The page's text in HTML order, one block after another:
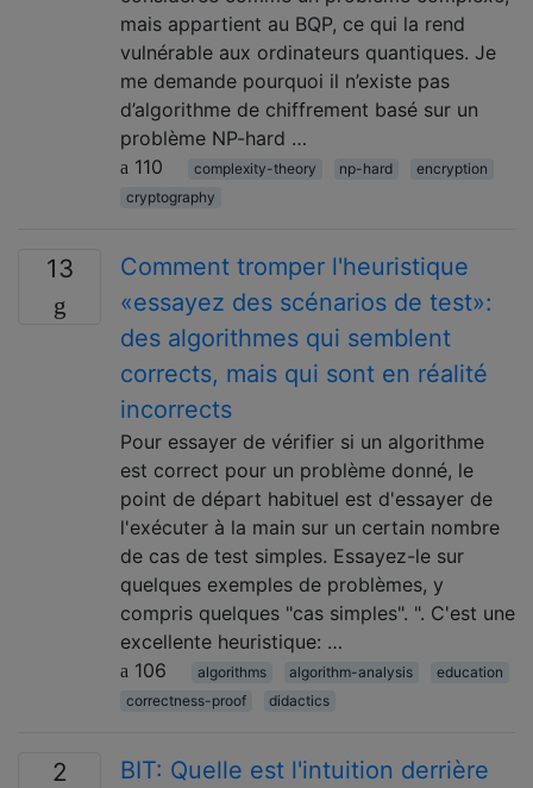
mais appartient au BQP, ce qui la rend
vulnérable aux ordinateurs quantiques. Je
me demande pourquoi il n’existe pas
d’algorithme de chiffrement basé sur un
problème NP-hard …
110
complexity-theory np-hard
encryption
cryptography
13
Comment tromper l'heuristique
«essayez des scénarios de test»:
des algorithmes qui semblent
corrects, mais qui sont en réalité
incorrects
Pour essayer de vérifier si un algorithme
est correct pour un problème donné, le
point de départ habituel est d'essayer de
l'exécuter à la main sur un certain nombre
de cas de test simples. Essayez-le sur
quelques exemples de problèmes, y
compris quelques "cas simples". ". C'est une
excellente heuristique: …
106
algorithms algorithm-analysis
education
correctness-proof
didactics
2
BIT: Quelle est l'intuition derrière